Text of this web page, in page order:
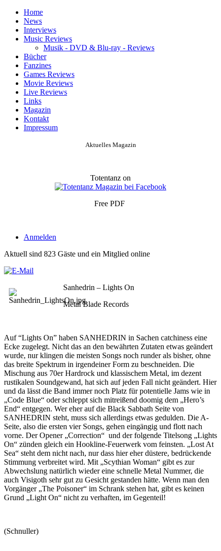
Home
News
Interviews
Music Reviews
Musik - DVD & Blu-ray - Reviews
Bücher
Fanzines
Games Reviews
Movie Reviews
Live Reviews
Links
Magazin
Kontakt
Impressum
Aktuelles Magazin
Totentanz on
Free PDF
Anmelden
Aktuell sind 823 Gäste und ein Mitglied online
Sanhedrin – Lights On
Metal Blade Records
Auf “Lights On” haben SANHEDRIN in Sachen catchiness eine
Ecke zugelegt. Nicht das an den bewährten Zutaten etwas geändert
wurde, nur klingen die meisten Songs noch runder als bisher, ohne
das breite Spektrum in irgendeiner Form zu beschneiden. Die
Mischung aus 70er Hardrock und klassischem Metal, im dezent
rustikalen Soundgewand, hat sich auf jeden Fall nicht geändert. Hier
und da lässt die Band immer noch Platz für potentielle Jams wie in
„Code Blue“ oder schleppt sich mitreißend doomig dem „Hero’s
End“ entgegen. Wer eher auf die Black Sabbath Seite von
SANHEDRIN steht, muss sich allerdings etwas gedulden. Die A-
Seite, also die ersten vier Songs, gehen eingängig und flott nach
vorne. Der Opener „Correction“ und der folgende Titelsong „Lights
On“ zünden gleich ein Hookline-Feuerwerk vom feinsten. „Lost At
Sea“ steht dem nicht nach, nur dass hier eher düstere, bedrückende
Stimmung verbreitet wird. Mit „Scythian Woman“ gibt es zur
Abwechslung natürlich wieder eine schnelle Metal Nummer, die
auch Visigoth sehr gut zu Gesicht gestanden hätte. Wenn man den
Vorgänger „The Poisoner“ im Schrank stehen hat, gibt es keinen
Grund „Light On“ nicht zu verhaften, im Gegenteil!
(Schnuller)